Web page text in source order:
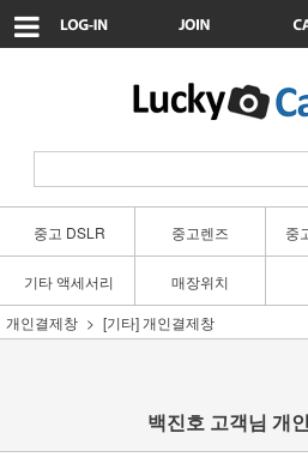
중고 DSLR 중고렌즈 중
기타 액세서리 매장위치
개인결제창
[기타] 개인결제창
백진호 고객님 개